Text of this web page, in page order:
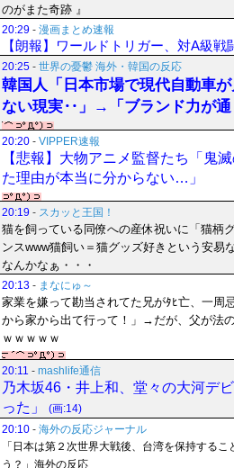
のがまた奇跡 』
20:29 - 漫画まとめ速報
【朗報】ワールドトリガー、対A級
20:25 - 世界の憂鬱 海外・韓国の反応
韓国人「日本市場で現代自動車
ない現実‥」→「ブランド力が通
20:20 - VIPPER速報
【悲報】大物アニメ監督たち「鬼
た理由が本当に分からない…」
20:19 - スカッと王国！
猫を飼っている同僚への産休祝いに「猫柄
ンスwww猫飼い＝猫グッズ好きという安易
なんかなぁ・・・
20:13 - まなにゅ～
家業を嫌って勘当されてた兄がﾀﾋ亡、一周
から家から出て行って！」→だが、父が法
ｗｗｗｗｗ
20:11 - mashlife通信
乃木坂46・井上和、堂々の大河デ
った」
(画:14)
20:10 - 海外の反応ジャーナル
「日本は第２次世界大戦後、台湾を保持する
う？」海外の反応